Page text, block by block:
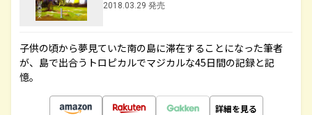
2018.03.29 発売
子供の頃から夢見ていた南の島に滞在することになった筆者
が、島で出合うトロピカルでマジカルな45日間の記録と記
憶。
詳細を見る